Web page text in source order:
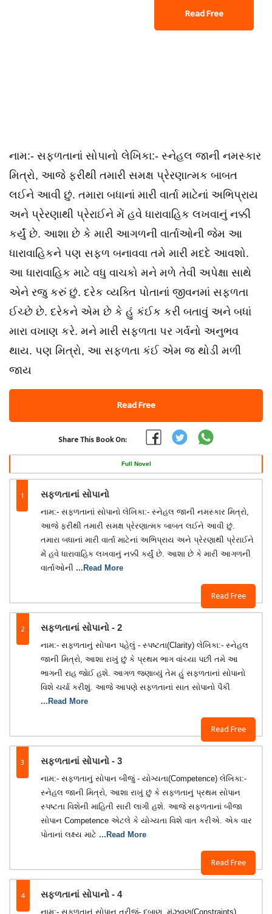
Read Free
નામ:- સફળતાનાં સોપાનો લેખિકા:- સ્નેહલ જાની નમસ્કાર
મિત્રો, આજે ફરીથી તમારી સમક્ષ પ્રેરણાત્મક બાબત
લઈને આવી છું. તમારા બધાનાં મારી વાર્તા માટેનાં અભિપ્રાય
અને પ્રેરણાથી પ્રેરાઈને મેં હવે ધારાવાહિક લખવાનું નક્કી
કર્યું છે. આશા છે કે મારી આગળની વાર્તાઓની જેમ આ
ધારાવાહિકને પણ સફળ બનાવવા તમે મારી મદદે આવશો.
આ ધારાવાહિક માટે વધુ વાચકો મને મળે તેવી અપેક્ષા સાથે
એને રજુ કરું છું. દરેક વ્યક્તિ પોતાનાં જીવનમાં સફળતા
ઈચ્છે છે. દરેકને એમ છે કે હું કંઈક કરી બતાવું અને બધાં
મારા વખાણ કરે. મને મારી સફળતા પર ગર્વનો અનુભવ
થાય. પણ મિત્રો, આ સફળતા કંઈ એમ જ થોડી મળી
જાય
Read Free
Share This Book On:
Full Novel
1 સફળતાનાં સોપાનો
Read Free
નામ:- સફળતાનાં સોપાનો લેખિકા:- સ્નેહલ જાની નમસ્કાર મિત્રો,
આજે ફરીથી તમારી સમક્ષ પ્રેરણાત્મક બાબત લઈને આવી છું.
તમારા બધાનાં મારી વાર્તા માટેનાં અભિપ્રાય અને પ્રેરણાથી પ્રેરાઈને
મેં હવે ધારાવાહિક લખવાનું નક્કી કર્યું છે. આશા છે કે મારી આગળની
વાર્તાઓની ...Read More
2 સફળતાનાં સોપાનો - 2
Read Free
નામ:- સફળતાનું સોપાન પહેલું - સ્પષ્ટતા(Clarity) લેખિકા:- સ્નેહલ
જાની મિત્રો, આશા રાખું છું કે પ્રથમ ભાગ વાંચ્યા પછી તમે આ
ભાગની રાહ જોઈ હશે. આગળ જણાવ્યું તેમ હું સફળતાનાં સોપાનો
વિશે ચર્ચા કરીશું. આજે આપણે સફળતાનાં સાત સોપાનો પૈકી
...Read More
3 સફળતાનાં સોપાનો - 3
Read Free
નામ:- સફળતાનું સોપાન બીજું - યોગ્યતા(Competence) લેખિકા:-
સ્નેહલ જાની મિત્રો, આશા રાખું છું કે સફળતાનું પ્રથમ સોપાન
સ્પષ્ટતા વિશેની માહિતી સારી લાગી હશે. આજે સફળતાનાં બીજા
સોપાન Competence એટલે કે યોગ્યતા વિશે વાત કરીએ. એક વાર
પોતાનાં લક્ષ્ય માટે ...Read More
4 સફળતાનાં સોપાનો - 4
નામ:- સફળતાનું સોપાન ત્રીજું- દબાણ, મુંઝવણ(Constraints)